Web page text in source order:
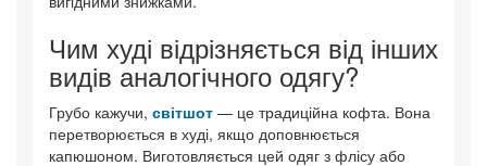
Чим худі відрізняється від інших
видів аналогічного одягу?
Грубо кажучи, світшот — це традиційна кофта. Вона
перетворюється в худі, якщо доповнюється
капюшоном. Виготовляється цей одяг з флісу або